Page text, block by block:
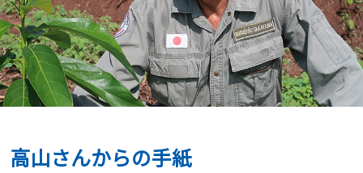
高山さんからの手紙